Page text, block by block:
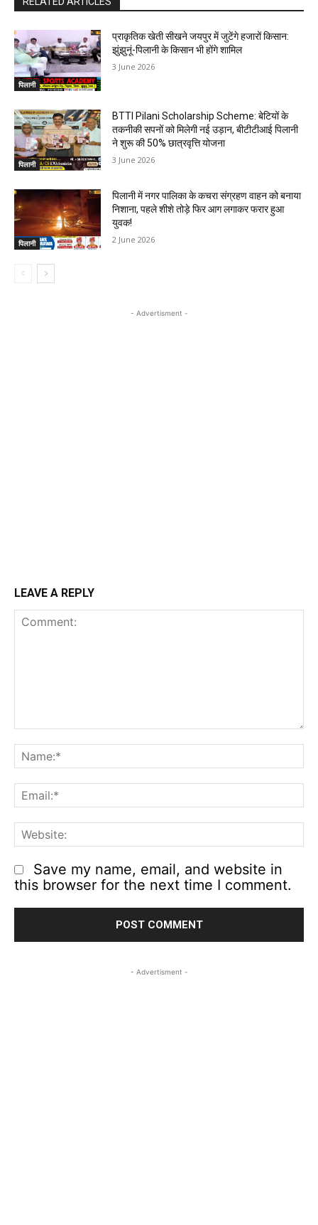
पिलानी
प्राकृतिक खेती सीखने जयपुर में जुटेंगे हजारों किसान:
झुंझुनूं-पिलानी के किसान भी होंगे शामिल
3 June 2026
पिलानी
BTTI Pilani Scholarship Scheme: बेटियों के
तकनीकी सपनों को मिलेगी नई उड़ान, बीटीटीआई पिलानी
ने शुरू की 50% छात्रवृत्ति योजना
3 June 2026
पिलानी
पिलानी में नगर पालिका के कचरा संग्रहण वाहन को बनाया
निशाना, पहले शीशे तोड़े फिर आग लगाकर फरार हुआ
युवक!
2 June 2026
- Advertisment -
LEAVE A REPLY
Save my name, email, and website in
this browser for the next time I comment.
- Advertisment -